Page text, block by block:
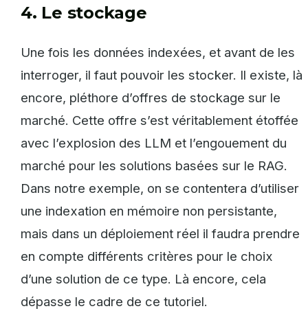
4. Le stockage
Une fois les données indexées, et avant de les
interroger, il faut pouvoir les stocker. Il existe, là
encore, pléthore d’offres de stockage sur le
marché. Cette offre s’est véritablement étoffée
avec l’explosion des LLM et l’engouement du
marché pour les solutions basées sur le RAG.
Dans notre exemple, on se contentera d’utiliser
une indexation en mémoire non persistante,
mais dans un déploiement réel il faudra prendre
en compte différents critères pour le choix
d’une solution de ce type. Là encore, cela
dépasse le cadre de ce tutoriel.